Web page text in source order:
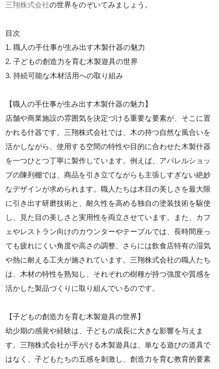
三翔株式会社の世界をのぞいてみましょう。
目次
1. 職人の手仕事が生み出す木製什器の魅力
2. 子どもの創造力を育む木製遊具の世界
3. 持続可能な木材活用への取り組み
【職人の手仕事が生み出す木製什器の魅力】
店舗や商業施設の雰囲気を決定づける重要な要素が、そこに置
かれる什器です。三翔株式会社では、木の持つ自然な風合いを
活かしながら、使用する空間の特性や目的に合わせた木製什器
を一つひとつ丁寧に製作しています。例えば、アパレルショッ
プの陳列棚では、商品を引き立てながらも主張しすぎない絶妙
なデザインが求められます。職人たちは木目の美しさを最大限
に引き出す研磨技術と、耐久性を高める独自の塗装技術を駆使
し、見た目の美しさと実用性を両立させています。また、カフ
ェやレストラン向けのカウンターやテーブルでは、長時間座っ
ても疲れにくい角度や高さの調整、さらには飲食店特有の湿気
や熱に耐える工夫が施されています。三翔株式会社の職人たち
は、木材の特性を熟知し、それぞれの樹種が持つ強度や質感を
活かした製品づくりに取り組んでいるのです。
【子どもの創造力を育む木製遊具の世界】
幼少期の感覚や経験は、子どもの成長に大きな影響を与えま
す。三翔株式会社が手がける木製遊具は、単なる遊びの道具で
はなく、子どもたちの五感を刺激し、創造力を育む教育的要素